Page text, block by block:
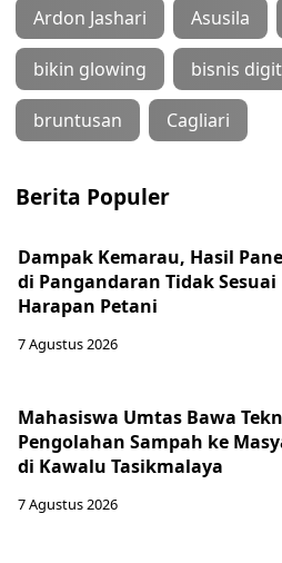
Ardon Jashari Asusila
bikin glowing bisnis
bruntusan Cagliari
Berita Populer
Dampak Kemarau, Hasil
di Pangandaran Tidak Sesuai
Harapan Petani
7 Agustus 2026
Mahasiswa Umtas Bawa
Pengolahan Sampah ke
di Kawalu Tasikmalaya
7 Agustus 2026